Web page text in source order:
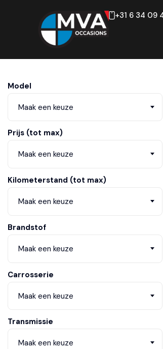
+31 6 34 09
Model
Maak een keuze
Prijs (tot max)
Maak een keuze
Kilometerstand (tot max)
Maak een keuze
Brandstof
Maak een keuze
Carrosserie
Maak een keuze
Transmissie
Maak een keuze